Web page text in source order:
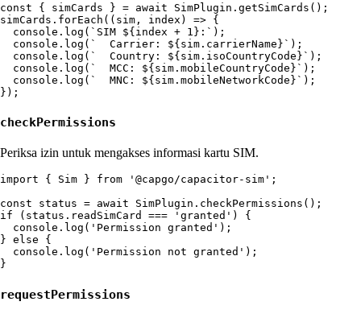
const { simCards } = await SimPlugin.getSimCards();
simCards.forEach((sim, index) => {
  console.log(`SIM ${index + 1}:`);
  console.log(`  Carrier: ${sim.carrierName}`);
  console.log(`  Country: ${sim.isoCountryCode}`);
  console.log(`  MCC: ${sim.mobileCountryCode}`);
  console.log(`  MNC: ${sim.mobileNetworkCode}`);
checkPermissions
Periksa izin untuk mengakses informasi kartu SIM.
import { Sim } from '@capgo/capacitor-sim';
const status = await SimPlugin.checkPermissions();
if (status.readSimCard === 'granted') {
  console.log('Permission granted');
} else {
  console.log('Permission not granted');
requestPermissions